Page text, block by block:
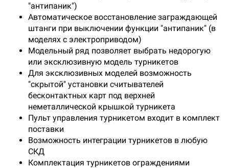
"антипаник")
Автоматическое восстановление заграждающей
штанги при выключении функции "антипаник" (в
моделях с электроприводом)
Модельный ряд позволяет выбрать недорогую
или эксклюзивную модель турникетов
Для эксклюзивных моделей возможность
"скрытой" установки считывателей
бесконтактных карт под верхней
неметаллической крышкой турникета
Пульт управления турникетом входит в комплект
поставки
Возможность интеграции турникетов в любую
СКД
Комплектация турникетов ограждениями